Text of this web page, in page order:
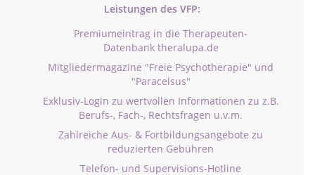
Leistungen des VFP:
Premiumeintrag in die Therapeuten-
Datenbank theralupa.de
Mitgliedermagazine "Freie Psychotherapie" und
"Paracelsus"
Exklusiv-Login zu wertvollen Informationen zu z.B.
Berufs-, Fach-, Rechtsfragen u.v.m.
Zahlreiche Aus- & Fortbildungsangebote zu
reduzierten Gebühren
Telefon- und Supervisions-Hotline